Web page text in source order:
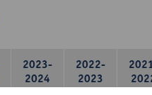
2023-
2024
2022-
2023